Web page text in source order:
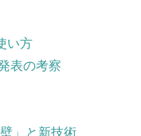
い方
表の考察
」と新技術